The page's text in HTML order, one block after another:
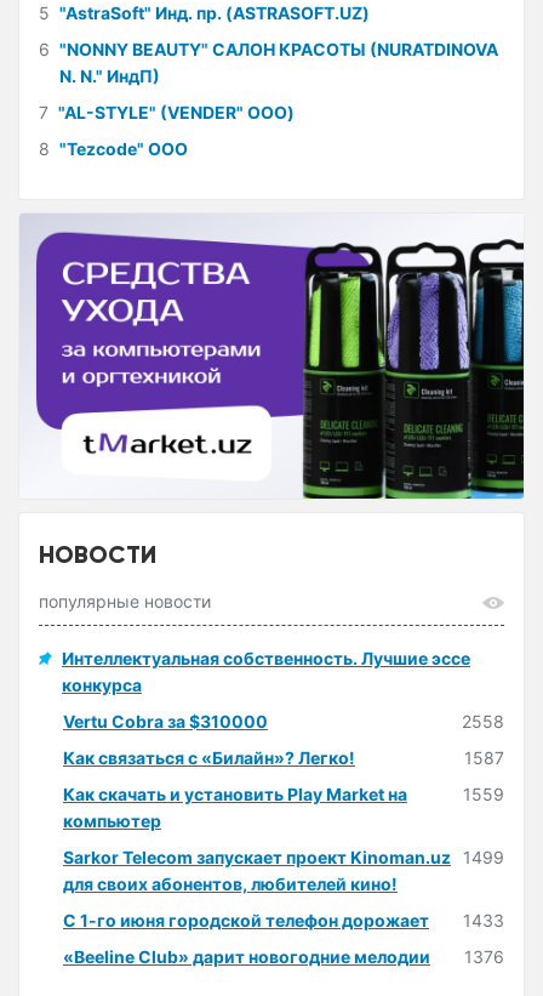
5 "AstraSoft" Инд. пр. (ASTRASOFT.UZ)
6 "NONNY BEAUTY" САЛОН КРАСОТЫ (NURATDINOVA
N. N." ИндП)
7 "AL-STYLE" (VENDER" ООО)
8 "Tezcode" ООО
НОВОСТИ
популярные новости
Интеллектуальная собственность. Лучшие эссе
конкурса
Vertu Cobra за $310000
2558
Как связаться с «Билайн»? Легко!
1587
Как скачать и установить Play Market на
компьютер
1559
Sarkor Telecom запускает проект Kinoman.uz
для своих абонентов, любителей кино!
1499
С 1-го июня городской телефон дорожает
1433
«Beeline Club» дарит новогодние мелодии
1376